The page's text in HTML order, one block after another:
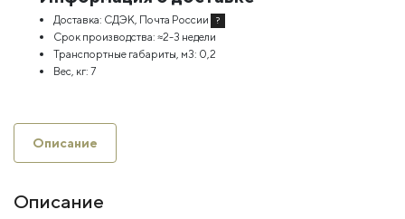
Доставка: СДЭК, Почта России ?
Срок производства: ≈2-3 недели
Транспортные габариты, м3: 0,2
Вес, кг: 7
Описание
Описание